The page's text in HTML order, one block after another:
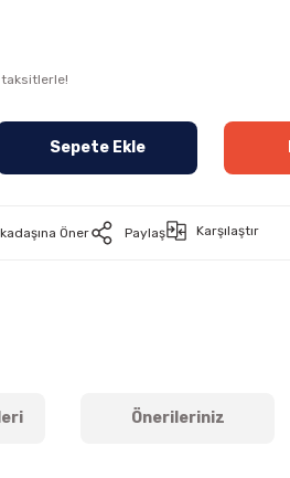
taksitlerle!
Sepete Ekle
Öner Paylaş Karşılaştır
Önerileriniz